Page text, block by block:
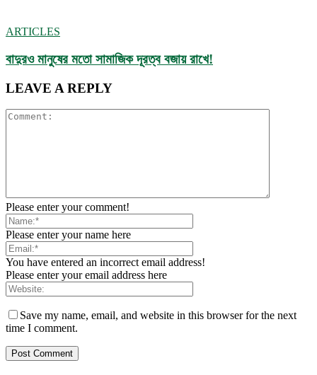
ARTICLES
বাদুরও মানুষের মতো সামাজিক দূরত্ব বজায় রাখে!
LEAVE A REPLY
Please enter your comment!
Please enter your name here
You have entered an incorrect email address!
Please enter your email address here
Save my name, email, and website in this browser for the next
time I comment.